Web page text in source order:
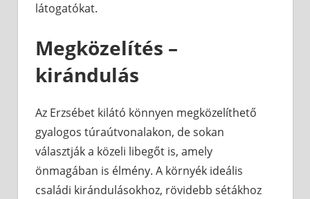
látogatókat.
Megközelítés –
kirándulás
Az Erzsébet kilátó könnyen megközelíthető
gyalogos túraútvonalakon, de sokan
választják a közeli libegőt is, amely
önmagában is élmény. A környék ideális
családi kirándulásokhoz, rövidebb sétákhoz